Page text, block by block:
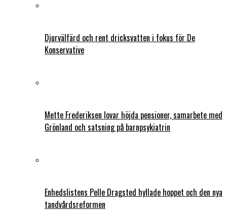
Djurvälfärd och rent dricksvatten i fokus för De
Konservative
Mette Frederiksen lovar höjda pensioner, samarbete med
Grönland och satsning på barnpsykiatrin
Enhedslistens Pelle Dragsted hyllade hoppet och den nya
tandvårdsreformen